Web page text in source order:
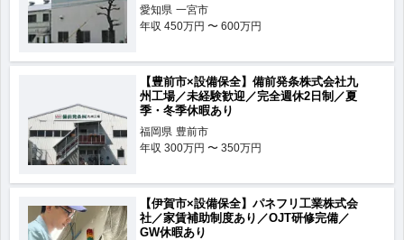
愛知県 一宮市
年収 450万円 〜 600万円
【豊前市×設備保全】備前発条株式会社九
州工場／未経験歓迎／完全週休2日制／夏
季・冬季休暇あり
福岡県 豊前市
年収 300万円 〜 350万円
【伊賀市×設備保全】パネフリ工業株式会
社／家賃補助制度あり／OJT研修完備／
GW休暇あり